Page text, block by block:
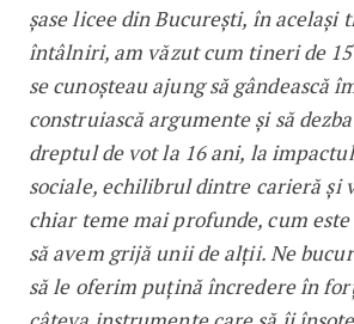
șase licee din București, în același
întâlniri, am văzut cum tineri de
se cunoșteau ajung să gândească
construiască argumente și să
dreptul de vot la 16 ani, la
sociale, echilibrul dintre carieră și
chiar teme mai profunde, cum
să avem grijă unii de alții. Ne
să le oferim puțină încredere în